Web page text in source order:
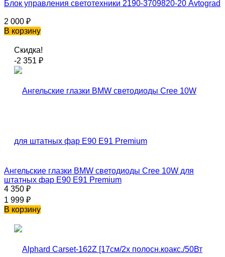
Блок управления светотехники 2190-3709820-20 Avtograd
2 000 ₽
В корзину
Скидка!
-2 351 ₽
Ангельские глазки BMW светодиоды Cree 10W для
штатных фар Е90 E91 Premium
4 350 ₽
1 999 ₽
В корзину